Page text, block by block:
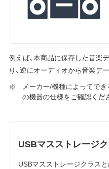
例えば、本商品に保存した音楽
り、逆にオーディオから音楽デ
メーカー/機種によってで
の機器の仕様をご確認くだ
USBマスストレージ
USBマスストレージクラス